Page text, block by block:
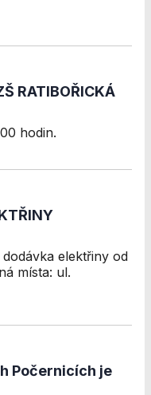
RATIBOŘICKÁ
hodin.
elektřiny od
místa: ul.
Počernicích je